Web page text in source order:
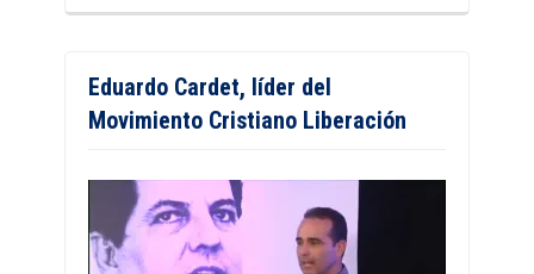
Eduardo Cardet, líder del
Movimiento Cristiano Liberación